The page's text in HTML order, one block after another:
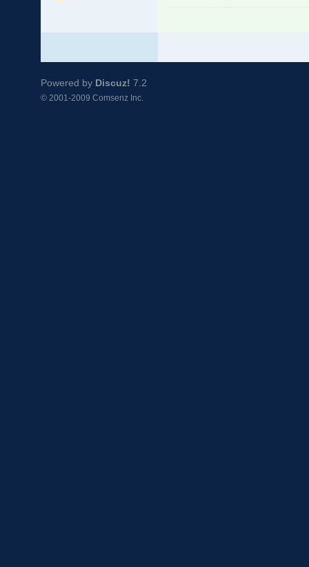
Powered by Discuz! 7.2
© 2001-2009 Comsenz Inc.